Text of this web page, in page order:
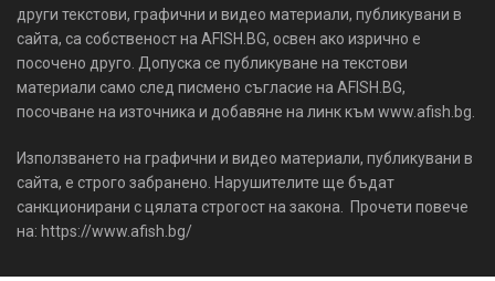
други текстови, графични и видео материали, публикувани в
сайта, са собственост на AFISH.BG, освен ако изрично е
посочено друго. Допуска се публикуване на текстови
материали само след писмено съгласие на AFISH.BG,
посочване на източника и добавяне на линк към www.afish.bg.
Използването на графични и видео материали, публикувани в
сайта, е строго забранено. Нарушителите ще бъдат
санкционирани с цялата строгост на закона. Прочети повече
на: https://www.afish.bg/